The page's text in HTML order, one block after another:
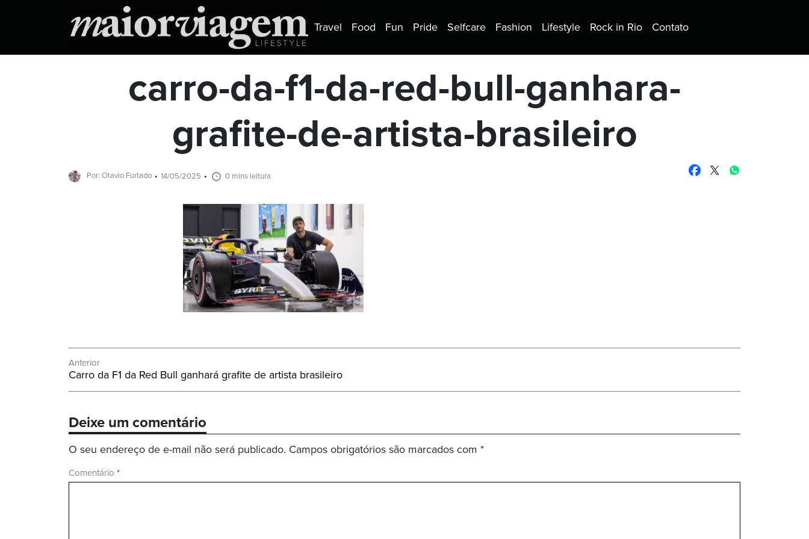
Travel Food Fun Pride Selfcare Fashion Lifestyle Rock in Rio Contato
carro-da-f1-da-red-bull-ganhara-
grafite-de-artista-brasileiro
Por: Otavio Furtado 14/05/2025 0 mins leitura
Navegação
de
Anterior
Post
Anterior:
Carro da F1 da Red Bull ganhará grafite de artista brasileiro
Deixe um comentário
O seu endereço de e-mail não será publicado. Campos obrigatórios são marcados com *
Comentário *